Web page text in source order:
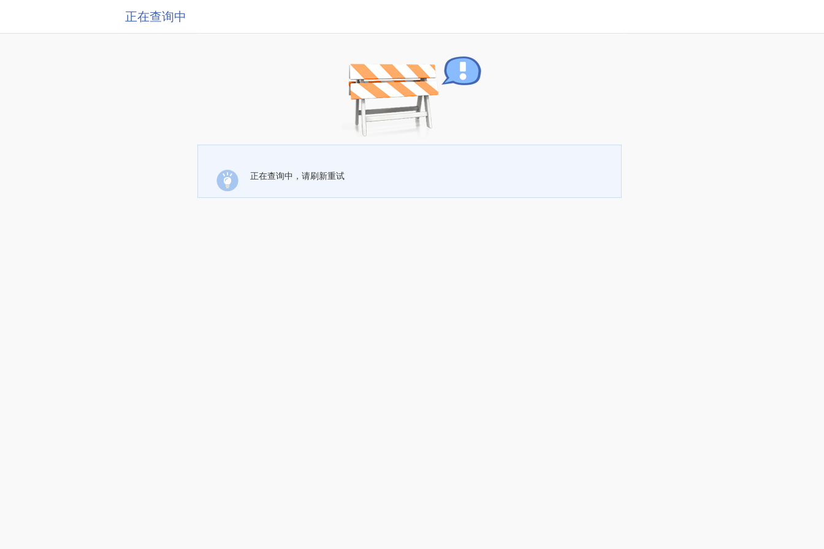
正在查询中
正在查询中，请刷新重试